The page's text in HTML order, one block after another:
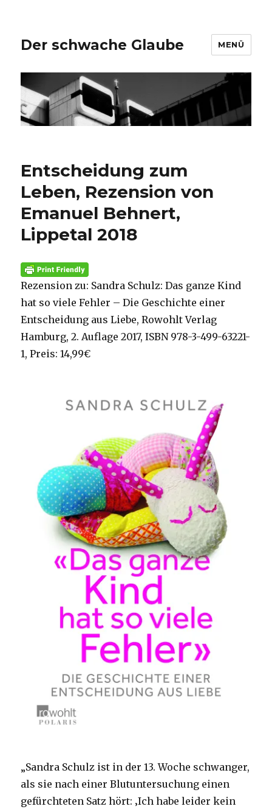
Der schwache Glaube MENÜ
Entscheidung zum
Leben, Rezension von
Emanuel Behnert,
Lippetal 2018
Rezension zu: Sandra Schulz: Das ganze Kind
hat so viele Fehler – Die Geschichte einer
Entscheidung aus Liebe, Rowohlt Verlag
Hamburg, 2. Auflage 2017, ISBN 978-3-499-63221-
1, Preis: 14,99€
„Sandra Schulz ist in der 13. Woche schwanger,
als sie nach einer Blutuntersuchung einen
gefürchteten Satz hört: ‚Ich habe leider kein